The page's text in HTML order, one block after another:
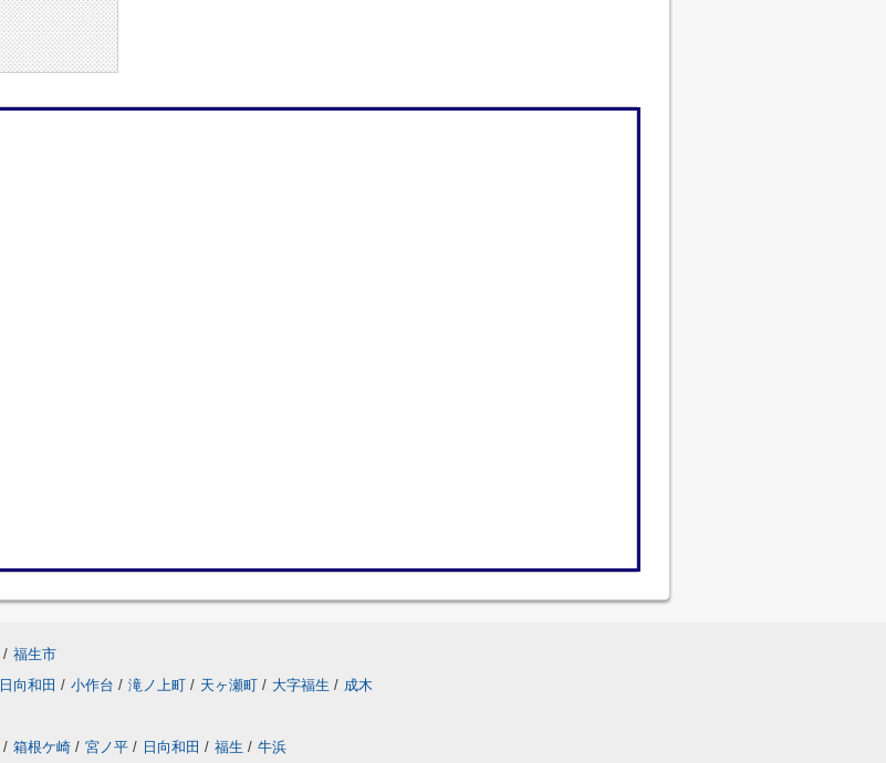
/ 福生市
日向和田 / 小作台 / 滝ノ上町 / 天ヶ瀬町 / 大字福生 / 成木
/ 箱根ケ崎 / 宮ノ平 / 日向和田 / 福生 / 牛浜